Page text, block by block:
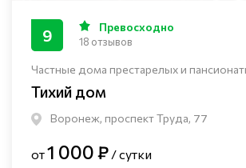
Частные дома престарелых и
Тихий дом
Воронеж, проспект Труда, 77
9 Превосходно
18 отзывов
от1 000 ₽ / сутки